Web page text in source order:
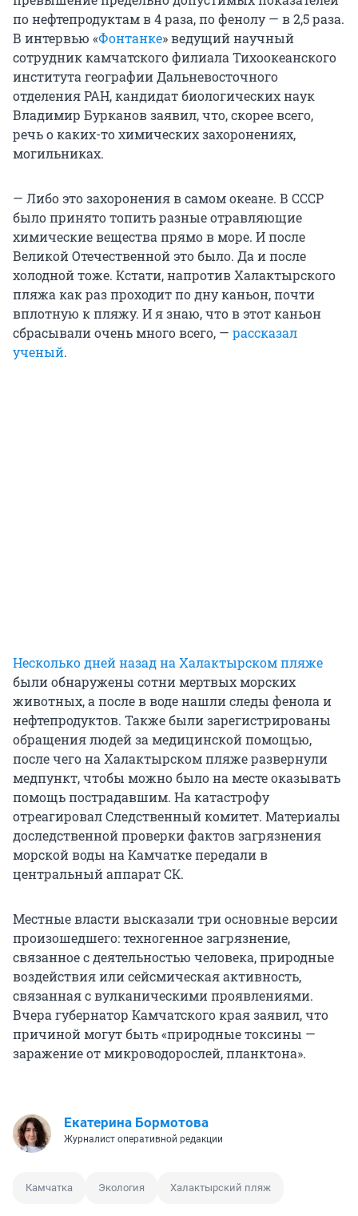
по нефтепродуктам в 4 раза, по фенолу — в 2,5 раза.
В интервью «Фонтанке» ведущий научный
сотрудник камчатского филиала Тихоокеанского
института географии Дальневосточного
отделения РАН, кандидат биологических наук
Владимир Бурканов заявил, что, скорее всего,
речь о каких-то химических захоронениях,
могильниках.
— Либо это захоронения в самом океане. В СССР
было принято топить разные отравляющие
химические вещества прямо в море. И после
Великой Отечественной это было. Да и после
холодной тоже. Кстати, напротив Халактырского
пляжа как раз проходит по дну каньон, почти
вплотную к пляжу. И я знаю, что в этот каньон
сбрасывали очень много всего, — рассказал
ученый.
Несколько дней назад на Халактырском пляже
были обнаружены сотни мертвых морских
животных, а после в воде нашли следы фенола и
нефтепродуктов. Также были зарегистрированы
обращения людей за медицинской помощью,
после чего на Халактырском пляже развернули
медпункт, чтобы можно было на месте оказывать
помощь пострадавшим. На катастрофу
отреагировал Следственный комитет. Материалы
доследственной проверки фактов загрязнения
морской воды на Камчатке передали в
центральный аппарат СК.
Местные власти высказали три основные версии
произошедшего: техногенное загрязнение,
связанное с деятельностью человека, природные
воздействия или сейсмическая активность,
связанная с вулканическими проявлениями.
Вчера губернатор Камчатского края заявил, что
причиной могут быть «природные токсины —
заражение от микроводорослей, планктона».
Екатерина Бормотова
Журналист оперативной редакции
Камчатка Экология Халактырский пляж